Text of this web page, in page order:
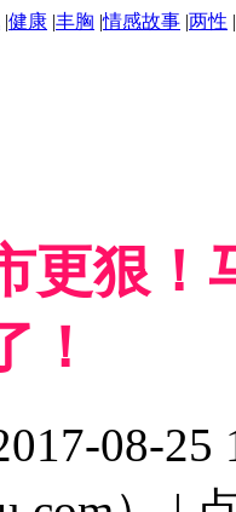
|健康 |丰胸 |情感故事 |两性 |
更狠！
！
08-25